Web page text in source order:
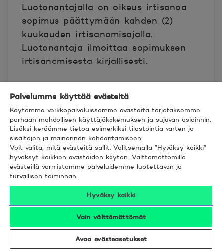
Luotonantajalla on oikeus irtisanoa
sopimus päättymään kahden (2)
kuukauden irtisanomisajalla.
Luotonantaja ilmoittaa sopimuksen
irtisanomisesta kirjallisesti.
oleva velka maksetaan loppuun
voimassa olevien sopimusehtojen
mukaisesti. Irtisanomisesta ei peritä
kuluja.
11. Visa-luottoa koskevan
sopimuksen purkaminen
Luotonantajalla on oikeus purkaa
Visa-luottosopimus, kieltäytyä
uusimasta myönnettyä korttia ja
vaatia Visa-luoton maksua
Palvelumme käyttää evästeitä
Käytämme verkkopalveluissamme evästeitä tarjotaksemme
parhaan mahdollisen käyttäjäkokemuksen ja sujuvan asioinnin.
Lisäksi keräämme tietoa esimerkiksi tilastointia varten ja
sisältöjen ja mainonnan kohdentamiseen.
Voit valita, mitä evästeitä sallit. Valitsemalla ”Hyväksy kaikki”
hyväksyt kaikkien evästeiden käytön. Välttämättömillä
evästeillä varmistamme palveluidemme luotettavan ja
turvallisen toiminnan.
Hyväksy kaikki
Vain välttämättömät
Avaa evästeasetukset